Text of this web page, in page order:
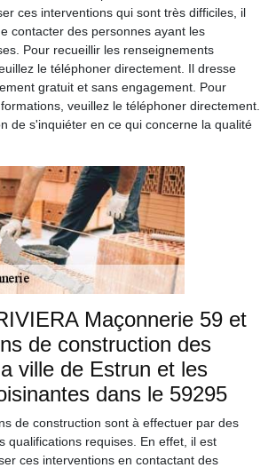
ces interventions qui sont très difficiles, il
contacter des personnes ayant les
Pour recueillir les renseignements
le téléphoner directement. Il dresse
gratuit et sans engagement. Pour
veuillez le téléphoner directement.
de s'inquiéter en ce qui concerne la qualité
Maçonnerie 59 et
de construction des
ville de Estrun et les
dans le 59295
de construction sont à effectuer par des
qualifications requises. En effet, il est
ces interventions en contactant des